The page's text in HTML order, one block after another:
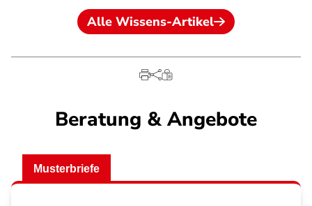
Alle Wissens-Artikel
Beratung & Angebote
Musterbriefe